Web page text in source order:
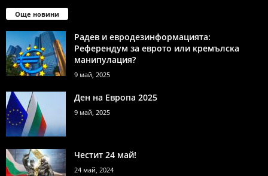
Още новини
Радев и евродезинформацията:
Референдум за еврото или кремълска
манипулация?
9 май, 2025
Ден на Европа 2025
9 май, 2025
Честит 24 май!
24 май, 2024